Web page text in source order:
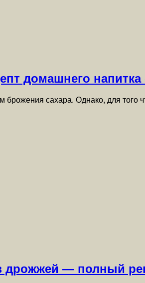
домашнего
брожения сахара. Однако, для того
дрожжей — полный